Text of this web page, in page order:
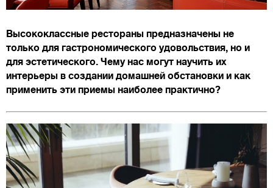
Высококлассные рестораны предназначены не
только для гастрономического удовольствия, но и
для эстетического. Чему нас могут научить их
интерьеры в создании домашней обстановки и как
применить эти приемы наиболее практично?